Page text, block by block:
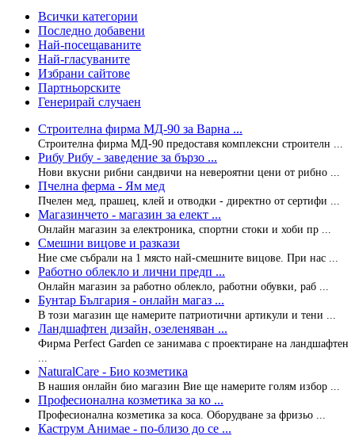
Всички категории
Последно добавени
Най-посещаваните
Най-гласуваните
Избрани сайтове
Партньорските
Генерирай случаен
Строителна фирма МД-90 за Варна ...
Строителна фирма МД-90 предоставя комплексни строителн ...
Рибу Рибу - заведение за бързо ...
Нови вкусни рибни сандвичи на невероятни цени от рибно ...
Пчелна ферма - Ям мед
Пчелен мед, прашец, клей и отводки - директно от сертифи ...
Магазинчето - магазин за елект ...
Онлайн магазин за електроника, спортни стоки и хоби пр ...
Смешни вицове и разкази
Ние сме събрали на 1 място най-смешните вицове. При нас ...
Работно облекло и лични предп ...
Онлайн магазин за работно облекло, работни обувки, раб ...
Бунтар България - онлайн магаз ...
В този магазин ще намерите патриотични артикули и тени ...
Ландшафтен дизайн, озеленяван ...
Фирма Perfect Garden се занимава с проектиране на ландшафтен
NaturalCare - Био козметика
В нашия онлайн био магазин Вие ще намерите голям избор ...
Професионална козметика за ко ...
Професионална козметика за коса. Оборудване за фризьо ...
Каструм Анимае - по-близо до се ...